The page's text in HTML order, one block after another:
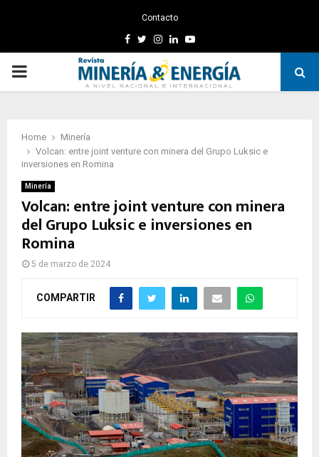
Contacto
Facebook
TwitterInstagram
LinkedinYoutube
PRIMARY
Home
Minería
Volcan: entre joint venture con minera del Grupo Luksic e
inversiones en Romina
Minería
Volcan: entre joint venture con minera
del Grupo Luksic e inversiones en
Romina
5 de marzo de 2024
COMPARTIR